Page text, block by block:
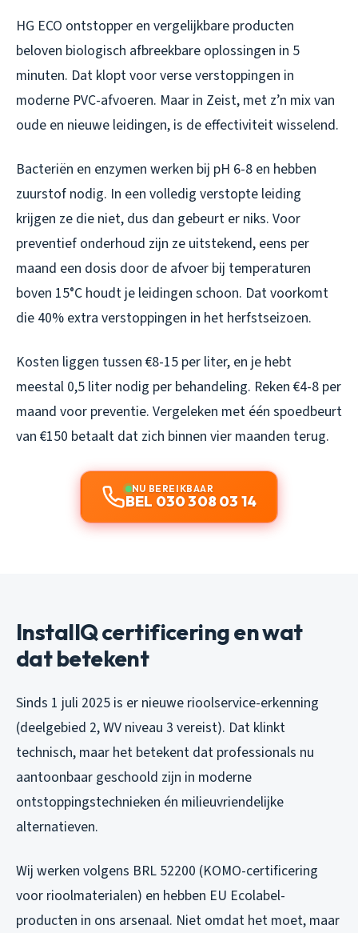
HG ECO ontstopper en vergelijkbare producten
beloven biologisch afbreekbare oplossingen in 5
minuten. Dat klopt voor verse verstoppingen in
moderne PVC-afvoeren. Maar in Zeist, met z’n mix van
oude en nieuwe leidingen, is de effectiviteit wisselend.
Bacteriën en enzymen werken bij pH 6-8 en hebben
zuurstof nodig. In een volledig verstopte leiding
krijgen ze die niet, dus dan gebeurt er niks. Voor
preventief onderhoud zijn ze uitstekend, eens per
maand een dosis door de afvoer bij temperaturen
boven 15°C houdt je leidingen schoon. Dat voorkomt
die 40% extra verstoppingen in het herfstseizoen.
Kosten liggen tussen €8-15 per liter, en je hebt
meestal 0,5 liter nodig per behandeling. Reken €4-8 per
maand voor preventie. Vergeleken met één spoedbeurt
van €150 betaalt dat zich binnen vier maanden terug.
NU BEREIKBAAR
BEL 030 308 03 14
InstallQ certificering en wat
dat betekent
Sinds 1 juli 2025 is er nieuwe rioolservice-erkenning
(deelgebied 2, WV niveau 3 vereist). Dat klinkt
technisch, maar het betekent dat professionals nu
aantoonbaar geschoold zijn in moderne
ontstoppingstechnieken én milieuvriendelijke
alternatieven.
Wij werken volgens BRL 52200 (KOMO-certificering
voor rioolmaterialen) en hebben EU Ecolabel-
producten in ons arsenaal. Niet omdat het moet, maar